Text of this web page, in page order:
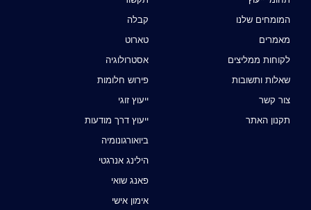
המומחים שלנו
מאמרים
לקוחות ממליצים
שאלות ותשובות
צור קשר
תקנון האתר
קבלה
טארוט
אסטרולוגיה
פירוש חלומות
ייעוץ זוגי
ייעוץ דרך מודעות
ביואורגונומיה
הילינג אנרגטי
פאנג שואי
אימון אישי